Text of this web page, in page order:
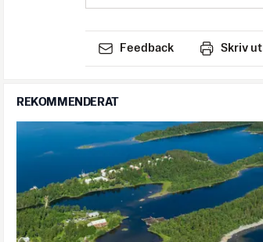
Feedback Skriv ut
REKOMMENDERAT